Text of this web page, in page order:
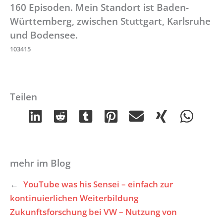
160 Episoden. Mein Standort ist Baden-
Württemberg, zwischen Stuttgart, Karlsruhe
und Bodensee.
103415
Teilen
mehr im Blog
← YouTube was his Sensei – einfach zur
kontinuierlichen Weiterbildung
Zukunftsforschung bei VW – Nutzung von